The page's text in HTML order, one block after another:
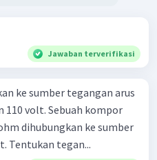
Jawaban terverifikasi
ke sumber tegangan arus
110 volt. Sebuah kompor
dihubungkan ke sumber
Tentukan tegan...